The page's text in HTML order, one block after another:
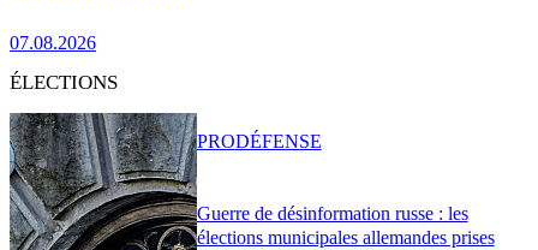
07.08.2026
ÉLECTIONS
Guerre de désinformation russe : les
élections municipales allemandes prises
PRODÉFENSE